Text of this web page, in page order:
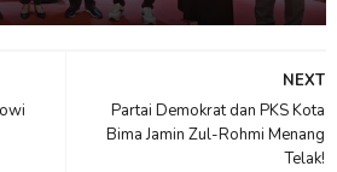
NEXT
Partai Demokrat dan PKS Kota
Bima Jamin Zul-Rohmi Menang
Telak!